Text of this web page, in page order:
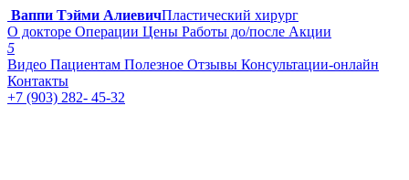
Ваппи Тэйми АлиевичПластический хирург
О докторе Операции Цены Работы до/после Акции
5
Видео Пациентам Полезное Отзывы Консультации-онлайн
Контакты
+7 (903) 282- 45-32